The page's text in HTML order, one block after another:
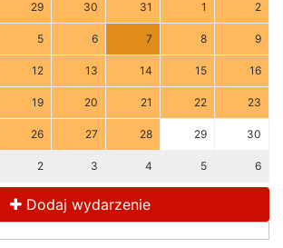
29 30 31 1 2
5 6 7 8 9
12 13 14 15 16
19 20 21 22 23
26 27 28 29 30
2 3 4 5 6
Dodaj wydarzenie